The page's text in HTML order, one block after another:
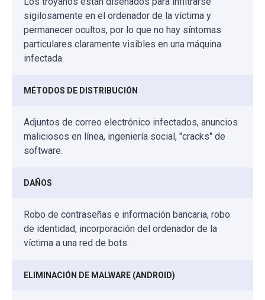
sigilosamente en el ordenador de la víctima y
permanecer ocultos, por lo que no hay síntomas
particulares claramente visibles en una máquina
infectada.
MÉTODOS DE DISTRIBUCIÓN
Adjuntos de correo electrónico infectados, anuncios
maliciosos en línea, ingeniería social, "cracks" de
software.
DAÑOS
Robo de contraseñas e información bancaria, robo
de identidad, incorporación del ordenador de la
víctima a una red de bots.
ELIMINACIÓN DE MALWARE (ANDROID)